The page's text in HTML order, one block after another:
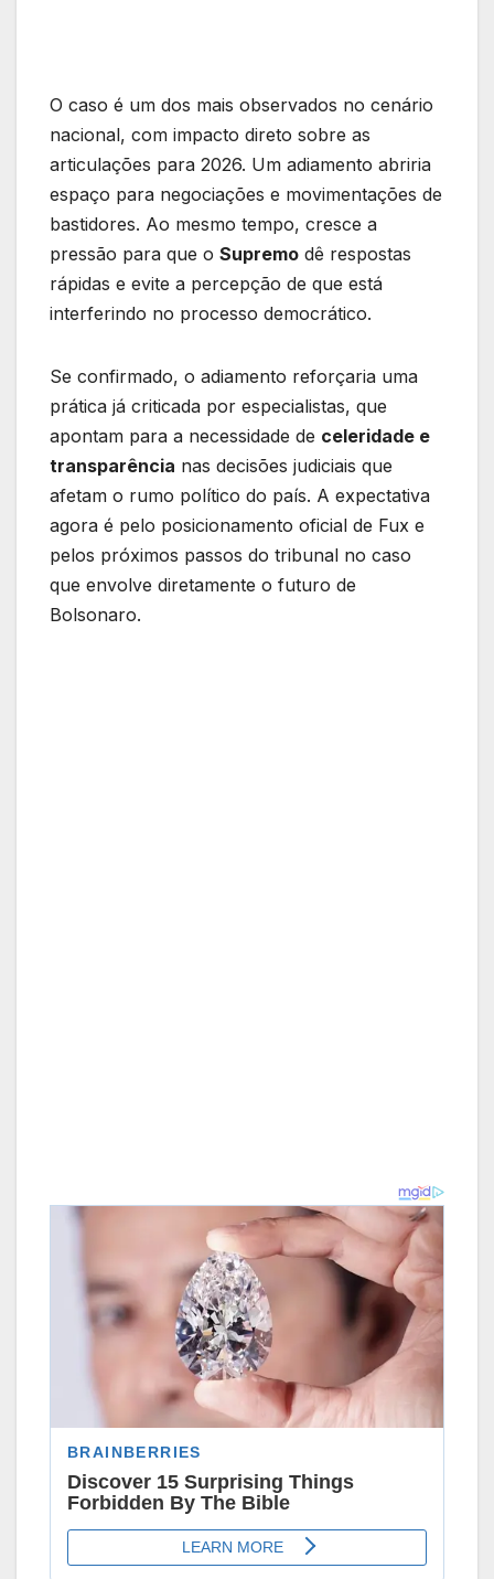
O caso é um dos mais observados no cenário
nacional, com impacto direto sobre as
articulações para 2026. Um adiamento abriria
espaço para negociações e movimentações de
bastidores. Ao mesmo tempo, cresce a
pressão para que o Supremo dê respostas
rápidas e evite a percepção de que está
interferindo no processo democrático.
Se confirmado, o adiamento reforçaria uma
prática já criticada por especialistas, que
apontam para a necessidade de celeridade e
transparência nas decisões judiciais que
afetam o rumo político do país. A expectativa
agora é pelo posicionamento oficial de Fux e
pelos próximos passos do tribunal no caso
que envolve diretamente o futuro de
Bolsonaro.